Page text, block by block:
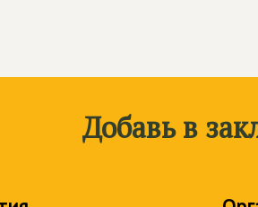
Добавь в